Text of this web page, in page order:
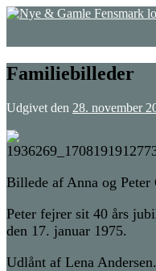
Gå
Familiebilleder
Udgivet den 28. november
Billede af Anna og Peter
Peter fejrer sit 40 års
den 17. januar 1975.
Udlånt af Lena Andersen.